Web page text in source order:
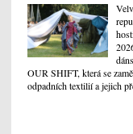
OUR SHIFT, která se
odpadních textilií a jejich